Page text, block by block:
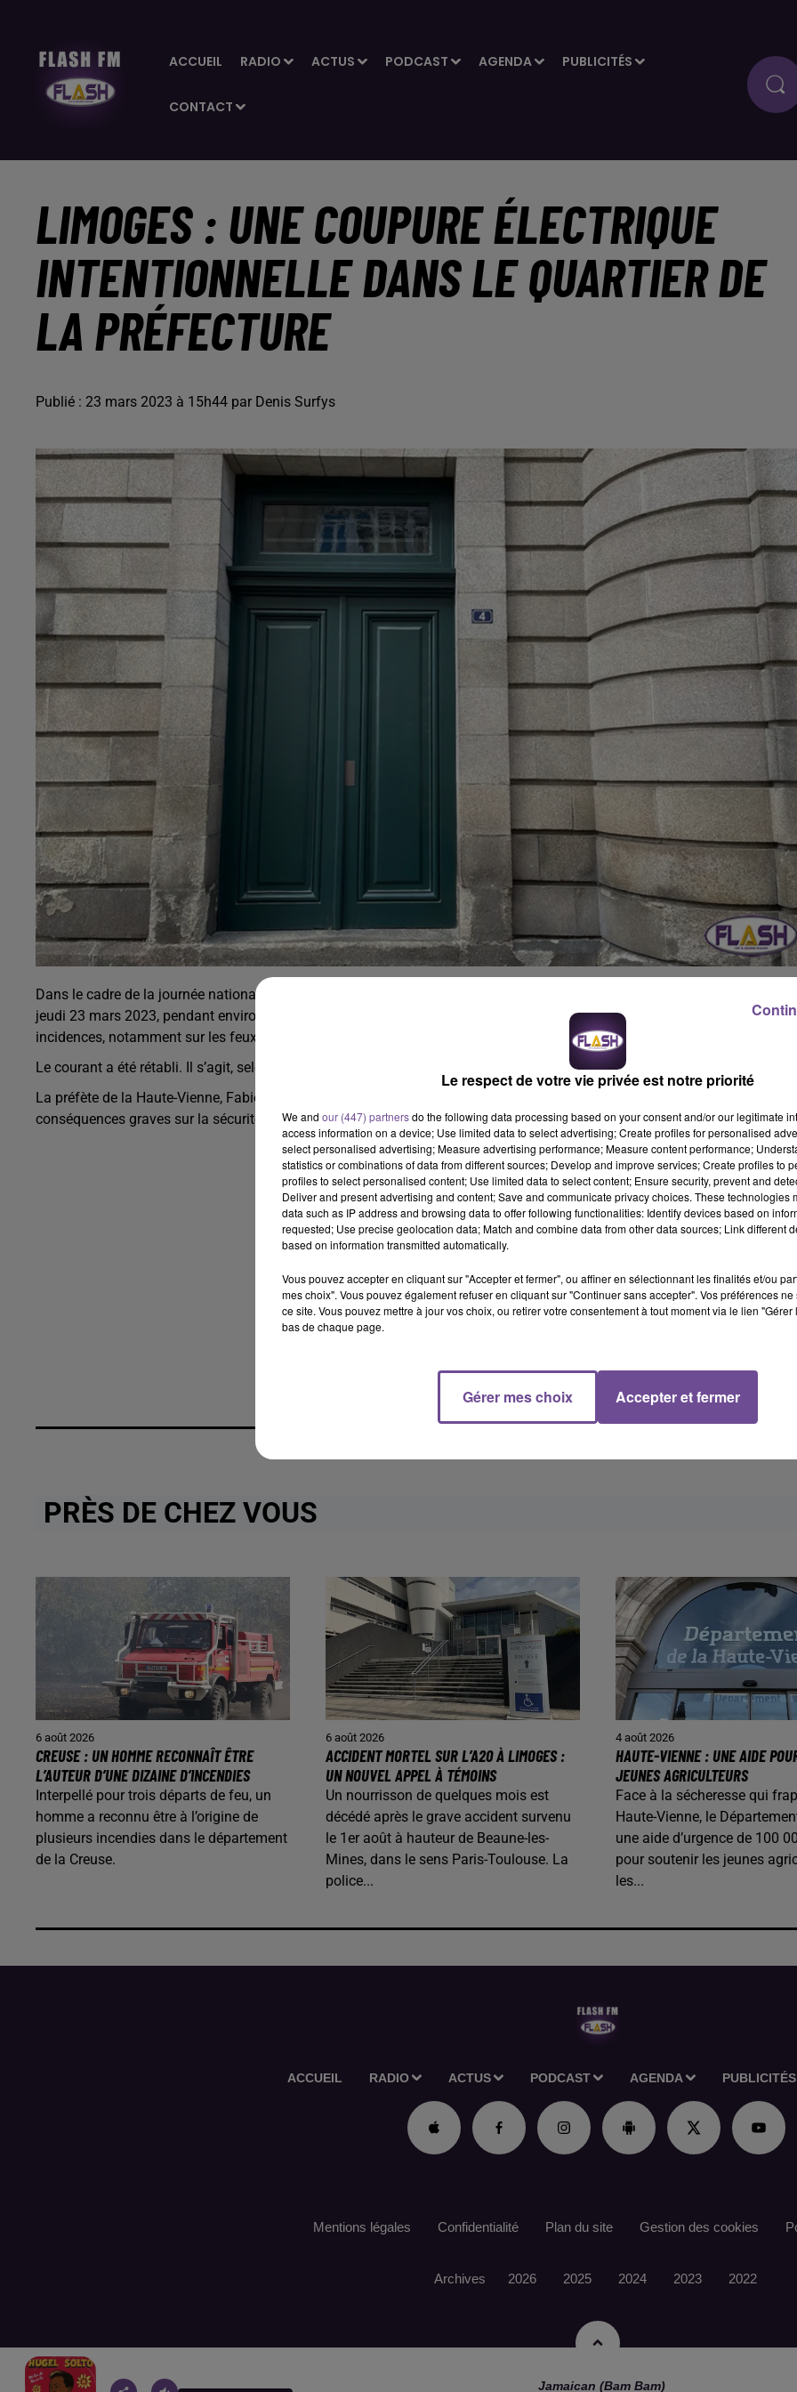
ACCUEIL RADIO ACTUS PODCAST AGENDA PUBLICITÉS
CONTACT
LIMOGES : UNE COUPURE ÉLECTRIQUE
INTENTIONNELLE DANS LE QUARTIER DE
LA PRÉFECTURE
Publié : 23 mars 2023 à 15h44 par Denis Surfys
Dans le cadre de la journée nationale de mobilisation contre la réforme des retraites, le courant électrique a été coupé ce
jeudi 23 mars 2023, pendant environ une heure, autour du quartier de la préfecture de Limoges avec d’importantes
incidences, notamment sur les feux de signalisation.
Le courant a été rétabli. Il s’agit, selon la préfecture, d’
une coupure intentionnelle et revendiquée.
La préfète de la Haute-Vienne, Fabienne BALUSSOU, condamne fermement cette action qui aurait pu avoir des
conséquences graves sur la sécurité et l’intégrité des personnes. Une plainte sera prochainement déposée.
PRÈS DE CHEZ VOUS
6 août 2026
CREUSE : UN HOMME RECONNAÎT ÊTRE
L’AUTEUR D’UNE DIZAINE D’INCENDIES
Interpellé pour trois départs de feu, un
homme a reconnu être à l’origine de
plusieurs incendies dans le département
de la Creuse.
6 août 2026
ACCIDENT MORTEL SUR L’A20 À LIMOGES :
UN NOUVEL APPEL À TÉMOINS
Un nourrisson de quelques mois est
décédé après le grave accident survenu
le 1er août à hauteur de Beaune-les-
Mines, dans le sens Paris-Toulouse. La
police...
4 août 2026
HAUTE-VIENNE : UNE AIDE
JEUNES AGRICULTEURS
Face à la sécheresse qui
Haute-Vienne, le
une aide d’urgence de 100
pour soutenir les jeunes
les...
ACCUEIL RADIO ACTUS PODCAST AGENDA PUBLICITÉS
Jamaican (bam Bam)
Mentions légales Confidentialité Plan du site Gestion des cookies
Archives 2026 2025 2024 2023 2022
Le respect de votre vie privée est notre priorité
We and our (447) partnersdo the following data processing based on your consent and/or our legitimate
access information on a device; Use limited data to select advertising; Create profiles for personalised
select personalised advertising; Measure advertising performance; Measure content performance;
statistics or combinations of data from different sources; Develop and improve services; Create profiles to
profiles to select personalised content; Use limited data to select content; Ensure security, prevent and
Deliver and present advertising and content; Save and communicate privacy choices. These technologies
data such as IP address and browsing data to offer following functionalities: Identify devices based on
requested; Use precise geolocation data; Match and combine data from other data sources; Link different
based on information transmitted automatically.
Vous pouvez accepter en cliquant sur "Accepter et fermer", ou affiner en sélectionnant les finalités et/ou
mes choix". Vous pouvez également refuser en cliquant sur "Continuer sans accepter". Vos préférences
ce site. Vous pouvez mettre à jour vos choix, ou retirer votre consentement à tout moment via le lien
bas de chaque page.
Gérer mes choix Accepter et fermer